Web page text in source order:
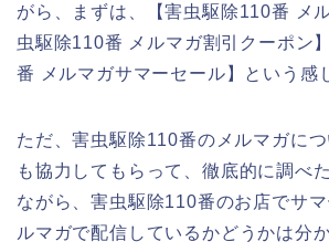
がら、まずは、【害虫駆除110番 メ
虫駆除110番 メルマガ割引クーポン
番 メルマガサマーセール】という感
ただ、害虫駆除110番のメルマガに
も協力してもらって、徹底的に調べ
ながら、害虫駆除110番のお店でサ
ルマガで配信しているかどうかは分